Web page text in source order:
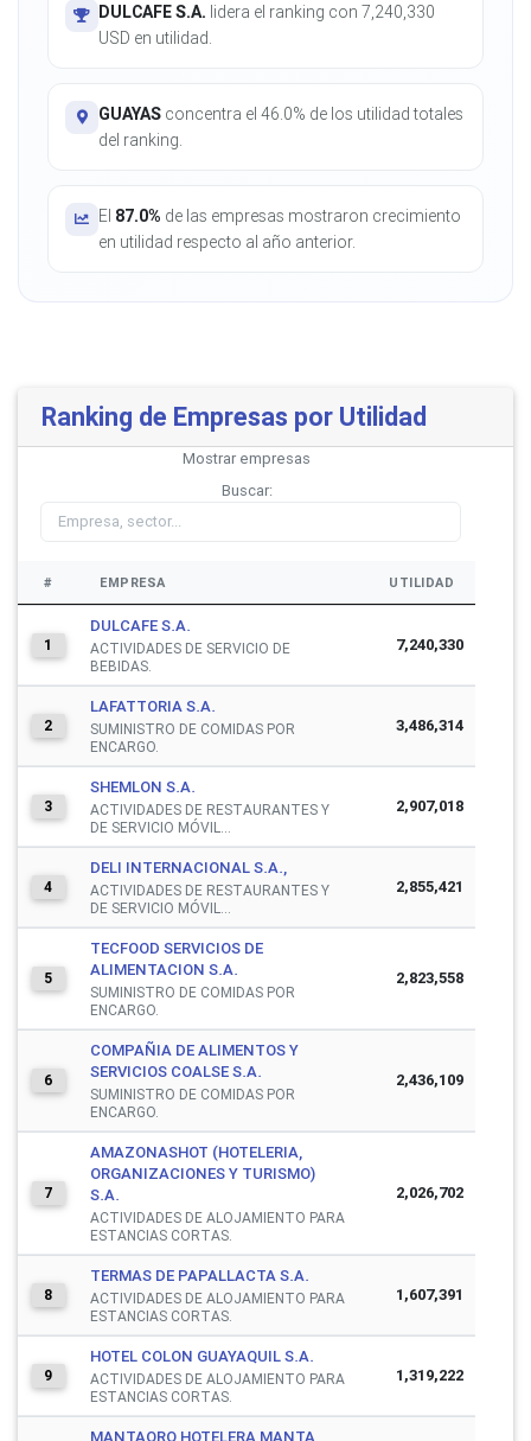
DULCAFE S.A. lidera el ranking con 7,240,330
USD en utilidad.
GUAYAS concentra el 46.0% de los utilidad totales
del ranking.
El 87.0% de las empresas mostraron crecimiento
en utilidad respecto al año anterior.
Ranking de Empresas por Utilidad
Mostrar empresas
Buscar:
# EMPRESA UTILIDAD
1
DULCAFE S.A.
ACTIVIDADES DE SERVICIO DE
BEBIDAS.
7,240,330
2
LAFATTORIA S.A.
SUMINISTRO DE COMIDAS POR
ENCARGO.
3,486,314
3
SHEMLON S.A.
ACTIVIDADES DE RESTAURANTES Y
DE SERVICIO MÓVIL...
2,907,018
4
DELI INTERNACIONAL S.A.,
ACTIVIDADES DE RESTAURANTES Y
DE SERVICIO MÓVIL...
2,855,421
5
TECFOOD SERVICIOS DE
ALIMENTACION S.A.
SUMINISTRO DE COMIDAS POR
ENCARGO.
2,823,558
6
COMPAÑIA DE ALIMENTOS Y
SERVICIOS COALSE S.A.
SUMINISTRO DE COMIDAS POR
ENCARGO.
2,436,109
7
AMAZONASHOT (HOTELERIA,
ORGANIZACIONES Y TURISMO)
S.A.
ACTIVIDADES DE ALOJAMIENTO PARA
ESTANCIAS CORTAS.
2,026,702
8
TERMAS DE PAPALLACTA S.A.
ACTIVIDADES DE ALOJAMIENTO PARA
ESTANCIAS CORTAS.
1,607,391
9
HOTEL COLON GUAYAQUIL S.A.
ACTIVIDADES DE ALOJAMIENTO PARA
ESTANCIAS CORTAS.
1,319,222
MANTAORO HOTELERA MANTA